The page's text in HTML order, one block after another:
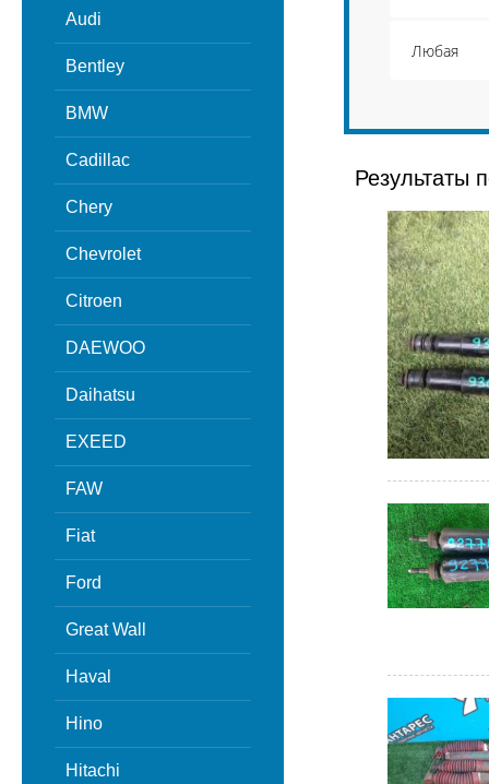
Audi
Bentley
BMW
Cadillac
Chery
Chevrolet
Citroen
DAEWOO
Daihatsu
EXEED
FAW
Fiat
Ford
Great Wall
Haval
Hino
Hitachi
Результаты